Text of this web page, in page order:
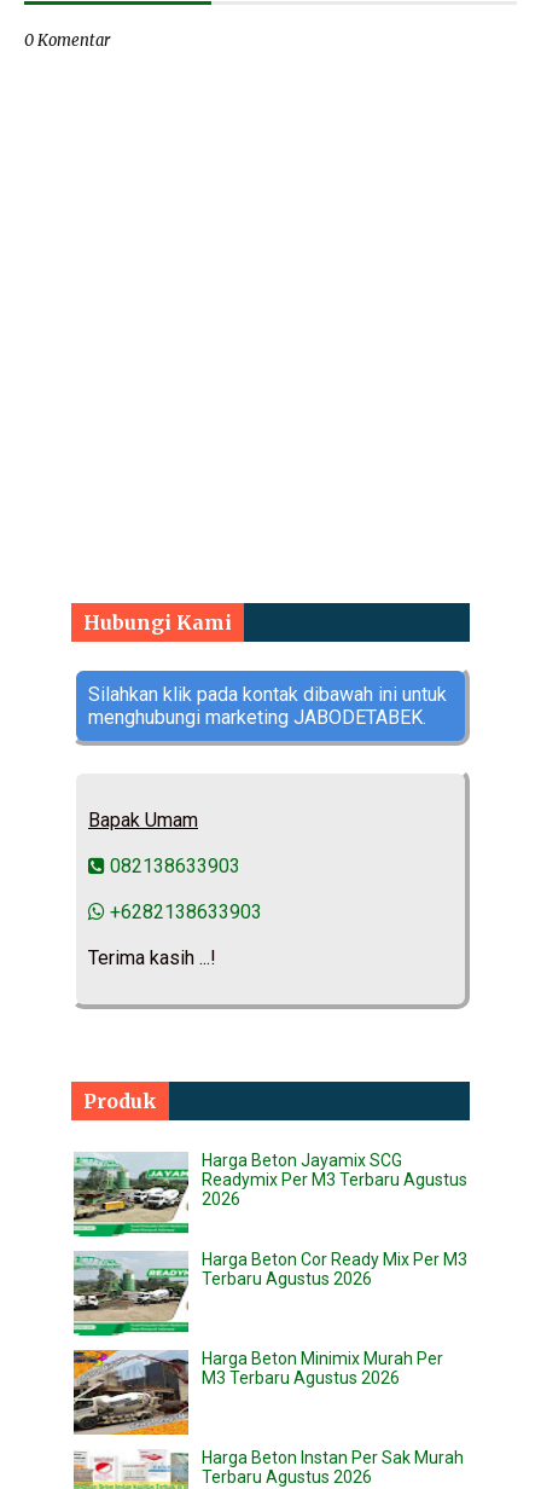
0 Komentar
Hubungi Kami
Silahkan klik pada kontak dibawah ini untuk
menghubungi marketing JABODETABEK.
Bapak Umam
082138633903
+6282138633903
Terima kasih ...!
Produk
Harga Beton Jayamix SCG
Readymix Per M3 Terbaru Agustus
2026
Harga Beton Cor Ready Mix Per M3
Terbaru Agustus 2026
Harga Beton Minimix Murah Per
M3 Terbaru Agustus 2026
Harga Beton Instan Per Sak Murah
Terbaru Agustus 2026